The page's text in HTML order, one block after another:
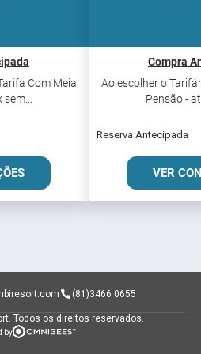
Com Meia
Compra
Ao escolher o
Pensão -
Reserva Antecipada
VER
(81)3466 0655
Todos os direitos reservados.
by